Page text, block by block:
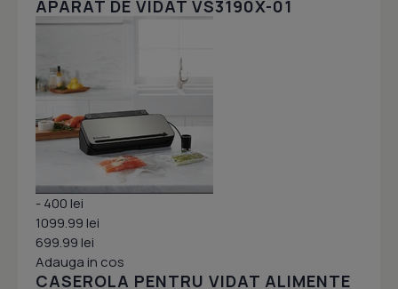
APARAT DE VIDAT VS3190X-01
- 400 lei
1099.99 lei
699.99 lei
Adauga in cos
CASEROLA PENTRU VIDAT ALIMENTE